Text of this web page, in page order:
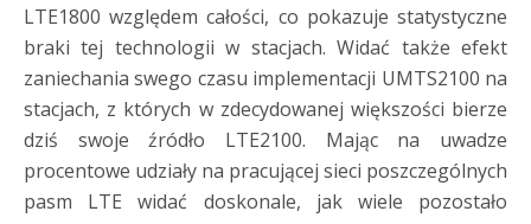
LTE1800 względem całości, co pokazuje statystyczne
braki tej technologii w stacjach. Widać także efekt
zaniechania swego czasu implementacji UMTS2100 na
stacjach, z których w zdecydowanej większości bierze
dziś swoje źródło LTE2100. Mając na uwadze
procentowe udziały na pracującej sieci poszczególnych
pasm LTE widać doskonale, jak wiele pozostało